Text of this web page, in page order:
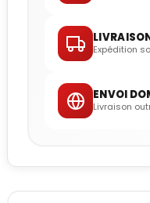
Expédition
ENVOI
Livraison